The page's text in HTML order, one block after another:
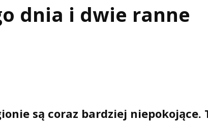
dnia i dwie ranne
są coraz bardziej niepokojące.